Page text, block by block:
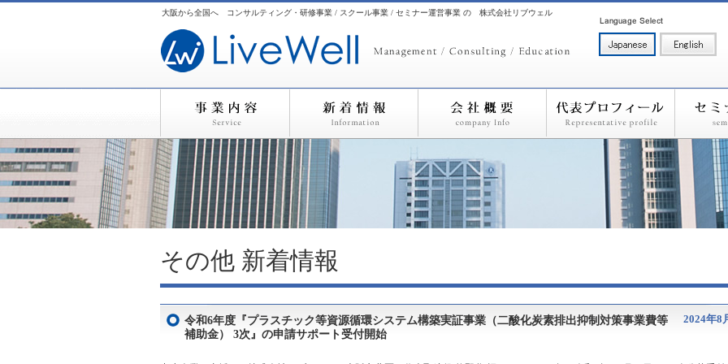
大阪から全国へ コンサルティング・研修事業 / スクール事業 / セミナー運営事業 の 株式会社リブウェル
その他 新着情報
令和6年度『プラスチック等資源循環システム構築実証事業（二酸化炭素排出抑制対策事業費等
補助金） 3次』の申請サポート受付開始
2024年8